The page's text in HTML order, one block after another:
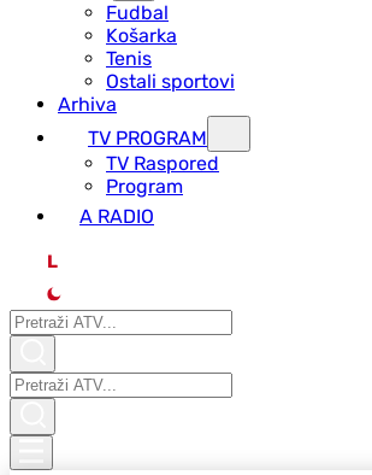
Fudbal
Košarka
Tenis
Ostali sportovi
Arhiva
TV PROGRAM
ТV Raspored
Program
A RADIO
L